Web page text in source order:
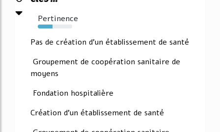
Pertinence
43%
Pas de création d'un établissement de santé
Groupement de coopération sanitaire de
moyens
Fondation hospitalière
Création d'un établissement de santé